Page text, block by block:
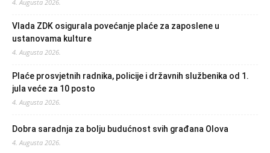
4. Augusta 2026.
Vlada ZDK osigurala povećanje plaće za zaposlene u
ustanovama kulture
4. Augusta 2026.
Plaće prosvjetnih radnika, policije i državnih službenika od 1.
jula veće za 10 posto
4. Augusta 2026.
Dobra saradnja za bolju budućnost svih građana Olova
4. Augusta 2026.